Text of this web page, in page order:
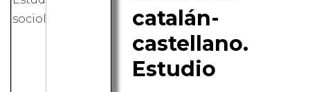
catalán-
castellano.
Estudio